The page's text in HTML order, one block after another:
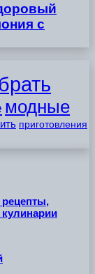
с
модные
приготовления